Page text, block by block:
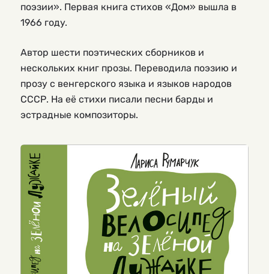
поэзии». Первая книга стихов «Дом» вышла в
1966 году.
Автор шести поэтических сборников и
нескольких книг прозы. Переводила поэзию и
прозу с венгерского языка и языков народов
СССР. На её стихи писали песни барды и
эстрадные композиторы.